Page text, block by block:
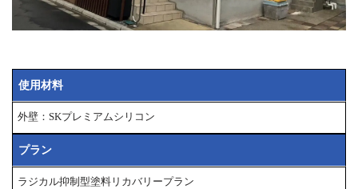
使用材料
外壁：SKプレミアムシリコン
プラン
ラジカル抑制型塗料リカバリープラン